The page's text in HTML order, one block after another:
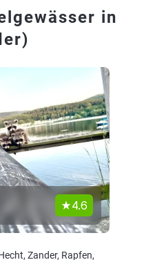
in
4.6
Zander, Rapfen,